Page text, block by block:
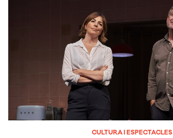
CULTURA I ESPECTACLES